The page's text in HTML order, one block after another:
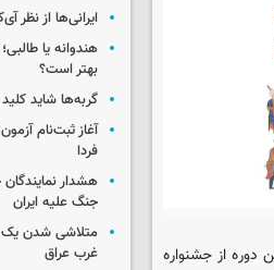
از جشنواره
ایرانی‌ها از نظر
هندوانه یا
بهتر است؟
گربه‌ها شاید
آغاز ثبت‌نام‌
فردا
هشدار
جنگ علیه ایران
متلاشی شدن یک
غرب عراق